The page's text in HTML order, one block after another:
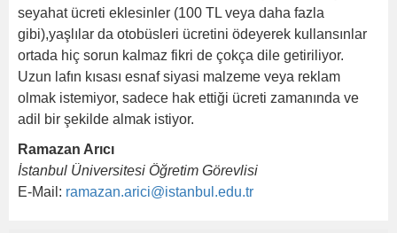
seyahat ücreti eklesinler (100 TL veya daha fazla
gibi),yaşlılar da otobüsleri ücretini ödeyerek kullansınlar
ortada hiç sorun kalmaz fikri de çokça dile getiriliyor.
Uzun lafın kısası esnaf siyasi malzeme veya reklam
olmak istemiyor, sadece hak ettiği ücreti zamanında ve
adil bir şekilde almak istiyor.
Ramazan Arıcı
İstanbul Üniversitesi Öğretim Görevlisi
E-Mail: ramazan.arici@istanbul.edu.tr